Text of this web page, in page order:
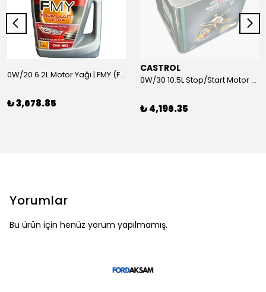
0W/20 6.2L Motor Yağı | FMY (Ford Motor Yağları)
₺ 3,678.85
CASTROL
0W/30 10.5L Stop/Start Motor Yağı | CASTROL
₺ 4,196.35
Yorumlar
Bu ürün için henüz yorum yapılmamış.